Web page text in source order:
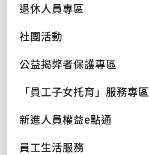
退休人員專區
社團活動
公益揭弊者保護專區
「員工子女托育」服務專區
新進人員權益e點通
員工生活服務